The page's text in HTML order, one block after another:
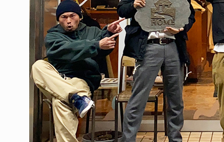
VOICE OF FREEDOM
AKIRA OZAWA / 尾澤 彰
2021.09.02
RANDOM
DINOSAUR JR.
2026.08.06